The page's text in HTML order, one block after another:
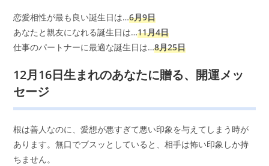
恋愛相性が最も良い誕生日は…6月9日
あなたと親友になれる誕生日は…11月4日
仕事のパートナーに最適な誕生日は…8月25日
12月16日生まれのあなたに贈る、開運メッ
セージ
根は善人なのに、愛想が悪すぎて悪い印象を与えてしまう時が
あります。無口でブスッとしていると、相手は怖い印象しか持
ちません。